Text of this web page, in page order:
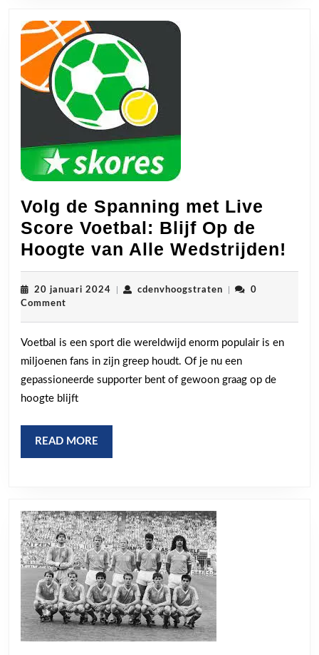
Volg de Spanning met Live
Score Voetbal: Blijf Op de
Hoogte van Alle Wedstrijden!
de
20 januari 2024 20
cdenvhoogstratencdenvhoogstraten
0
Comment
Voetbal is een sport die wereldwijd enorm populair is en
miljoenen fans in zijn greep houdt. Of je nu een
gepassioneerde supporter bent of gewoon graag op de
hoogte blijft
READ MORE
MORE